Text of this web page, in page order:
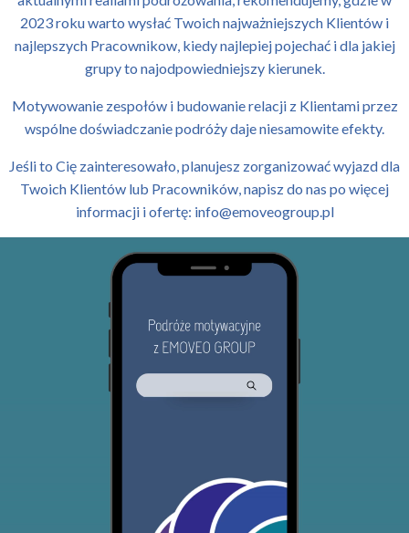
2023 roku warto wysłać Twoich najważniejszych Klientów i
najlepszych Pracownikow, kiedy najlepiej pojechać i dla jakiej
grupy to najodpowiedniejszy kierunek.
Motywowanie zespołów i budowanie relacji z Klientami przez
wspólne doświadczanie podróży daje niesamowite efekty.
Jeśli to Cię zainteresowało, planujesz zorganizować wyjazd dla
Twoich Klientów lub Pracowników, napisz do nas po więcej
informacji i ofertę: info@emoveogroup.pl